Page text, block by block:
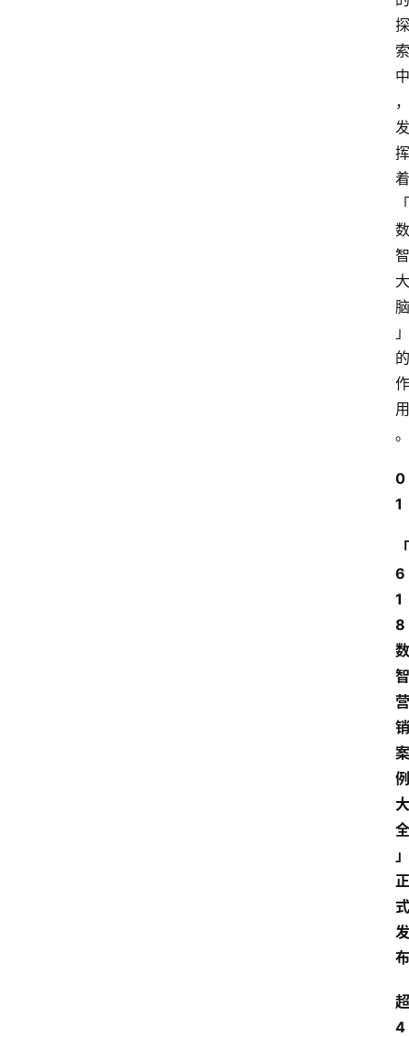
探
索
中
，
发
挥
着
「
数
智
大
脑
」
的
作
用
。
0
1
「
6
1
8
数
智
营
销
案
例
大
全
」
正
式
发
布
超
4